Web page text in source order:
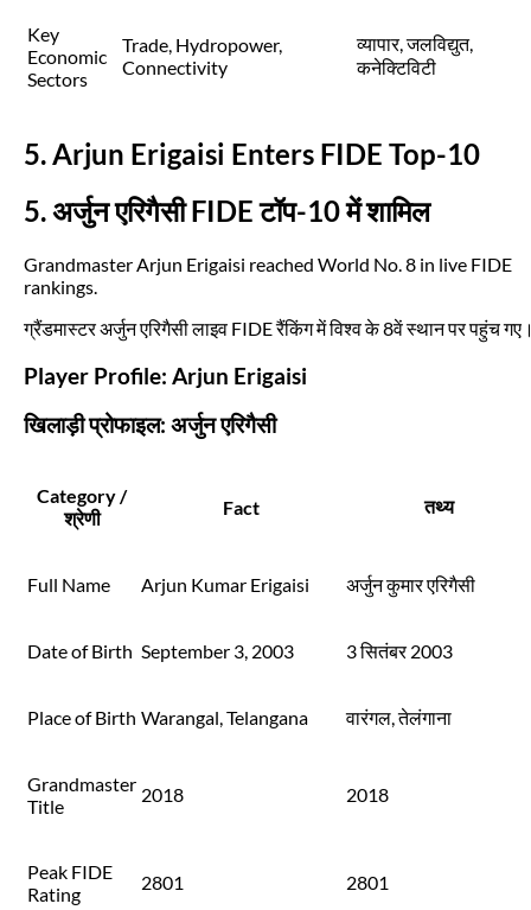
Key
Economic
Sectors
Trade, Hydropower,
Connectivity
व्यापार, जलविद्युत,
कनेक्टिविटी
5. Arjun Erigaisi Enters FIDE Top-10
5. अर्जुन एरिगैसी FIDE टॉप-10 में शामिल
Grandmaster Arjun Erigaisi reached World No. 8 in live FIDE
rankings.
ग्रैंडमास्टर अर्जुन एरिगैसी लाइव FIDE रैंकिंग में विश्व के 8वें स्थान पर पहुंच
Player Profile: Arjun Erigaisi
खिलाड़ी प्रोफाइल: अर्जुन एरिगैसी
Category /
श्रेणी
Fact तथ्य
Full Name Arjun Kumar Erigaisi अर्जुन कुमार एरिगैसी
Date of Birth September 3, 2003 3 सितंबर 2003
Place of Birth Warangal, Telangana वारंगल, तेलंगाना
Grandmaster
Title
2018 2018
Peak FIDE
Rating
2801 2801